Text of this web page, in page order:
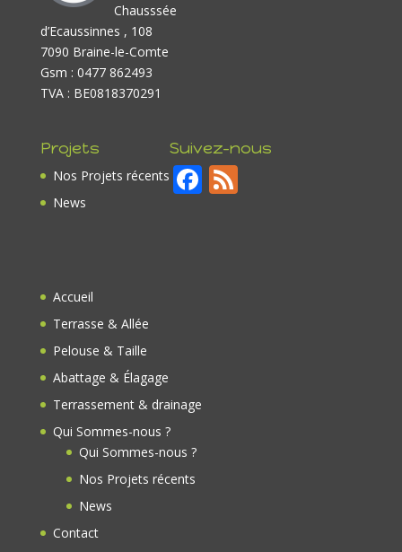
Chausssée
d’Ecaussinnes , 108
7090 Braine-le-Comte
Gsm : 0477 862493
TVA : BE0818370291
Projets
Nos Projets récents
News
Suivez-nous
F F
Accueil
Terrasse & Allée
Pelouse & Taille
Abattage & Élagage
Terrassement & drainage
Qui Sommes-nous ?
Qui Sommes-nous ?
Nos Projets récents
News
Contact